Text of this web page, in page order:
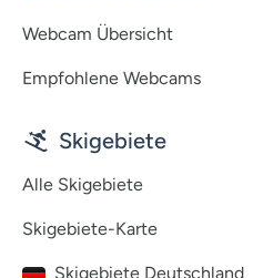
Webcam Übersicht
Empfohlene Webcams
Skigebiete
Alle Skigebiete
Skigebiete-Karte
Skigebiete Deutschland